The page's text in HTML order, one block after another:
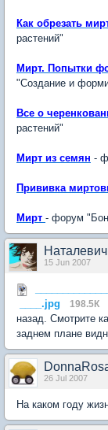
Как обрезать
растений"
Мирт. Попытки
"Создание и
Все о
растений"
Мирт из семян -
Прививка
Мирт - форум
Наталевич
15 Jun 2007
____.jpg 198.5К
назад. Смотрите
заднем плане
26 Jul 2007
На каком году